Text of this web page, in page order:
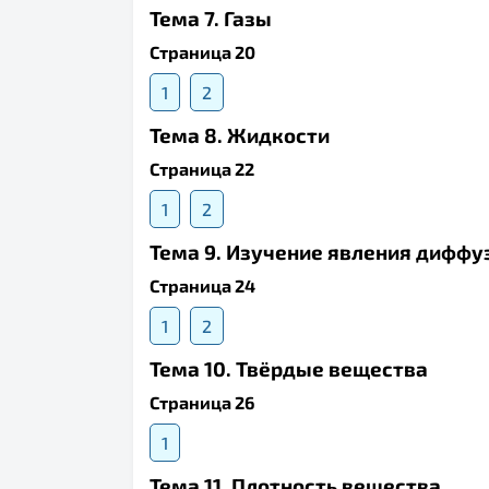
Тема 7. Газы
Страница 20
1
2
Тема 8. Жидкости
Страница 22
1
2
Тема 9. Изучение явления
Страница 24
1
2
Тема 10. Твёрдые вещества
Страница 26
1